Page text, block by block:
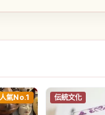
人氣No.1 伝統文化